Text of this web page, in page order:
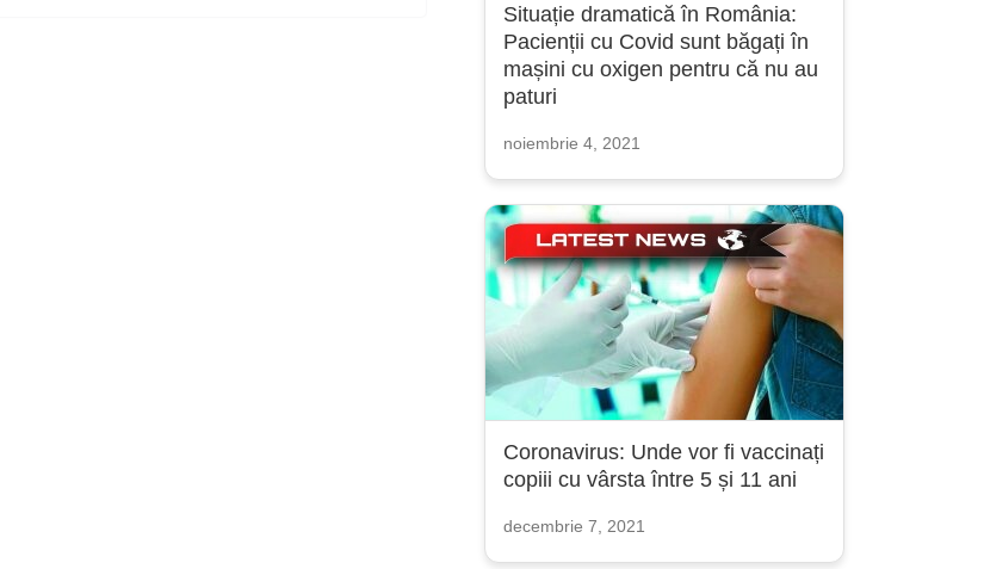
Situație dramatică în România:
Pacienții cu Covid sunt băgați în
mașini cu oxigen pentru că nu au
paturi
noiembrie 4, 2021
Coronavirus: Unde vor fi vaccinați
copiii cu vârsta între 5 și 11 ani
decembrie 7, 2021